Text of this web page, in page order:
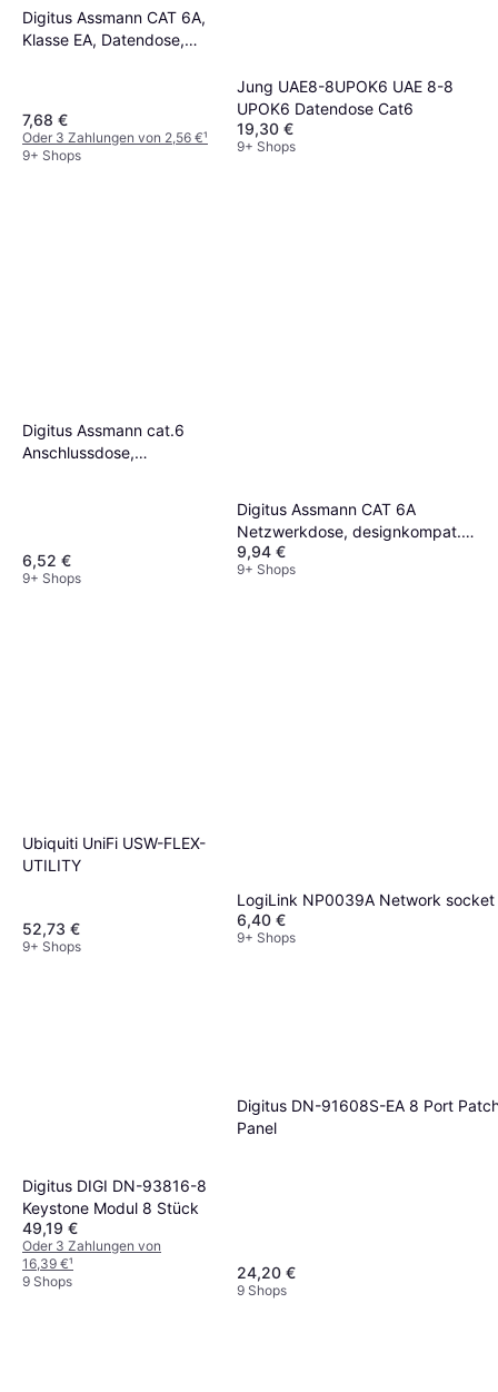
Digitus Assmann CAT 6A,
Klasse EA, Datendose,
7,68 €
Oder 3 Zahlungen von 2,56 €¹
9+ Shops
Jung UAE8-8UPOK6 UAE 8-8
UPOK6 Datendose Cat6
19,30 €
9+ Shops
Digitus Assmann cat.6
Anschlussdose,
6,52 €
9+ Shops
Digitus Assmann CAT 6A
Netzwerkdose, designkompat.
geschirmt Unterputz
9,94 €
9+ Shops
Ubiquiti UniFi USW-FLEX-
UTILITY
52,73 €
9+ Shops
LogiLink NP0039A Network socket
6,40 €
9+ Shops
Digitus DIGI DN-93816-8
Keystone Modul 8 Stück
49,19 €
Oder 3 Zahlungen von
16,39 €¹
9 Shops
Digitus DN-91608S-EA 8 Port
Panel
24,20 €
9 Shops